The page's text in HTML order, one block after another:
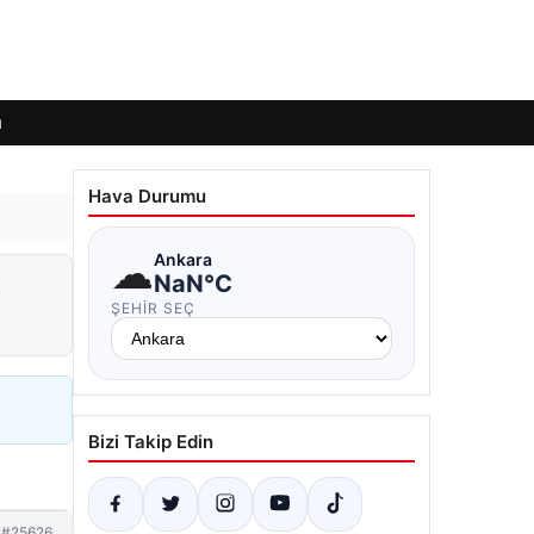
Hava Durumu
☁Ankara
NaN°C
ŞEHIR SEÇ
Bizi Takip Edin